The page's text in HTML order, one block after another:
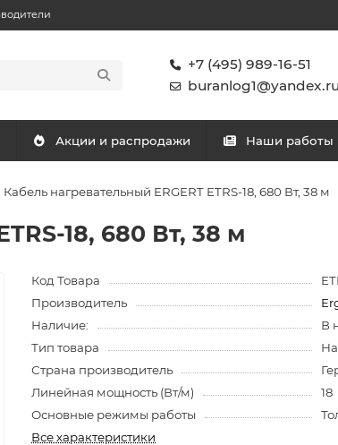
+7 (495) 989-16-51
buranlog1@yandex.ru
Акции и распродажи Наши работы
Кабель нагревательный ERGERT ETRS-18, 680 Вт, 38 м
18, 680 Вт, 38 м
Код Товара
Производитель
Наличие:
В
Тип товара
Страна производитель
Линейная мощность (Вт/м)
18
Основные режимы работы
Все характеристики